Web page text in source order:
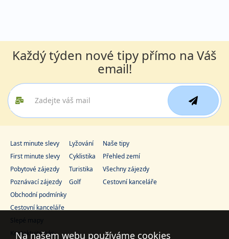
Každý týden nové tipy přímo na Váš
email!
Last minute slevy
First minute slevy
Pobytové zájezdy
Poznávací zájezdy
Lyžování
Cyklistika
Turistika
Golf
Naše tipy
Přehled zemí
Všechny zájezdy
Cestovní kanceláře
Obchodní podmínky
Cestovní kanceláře
Slepé mapy
Kontaktujte nás
Na našem webu používáme cookies